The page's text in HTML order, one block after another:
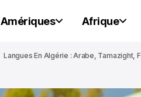
Amériques Afrique
Langues En Algérie : Arabe, Tamazight,